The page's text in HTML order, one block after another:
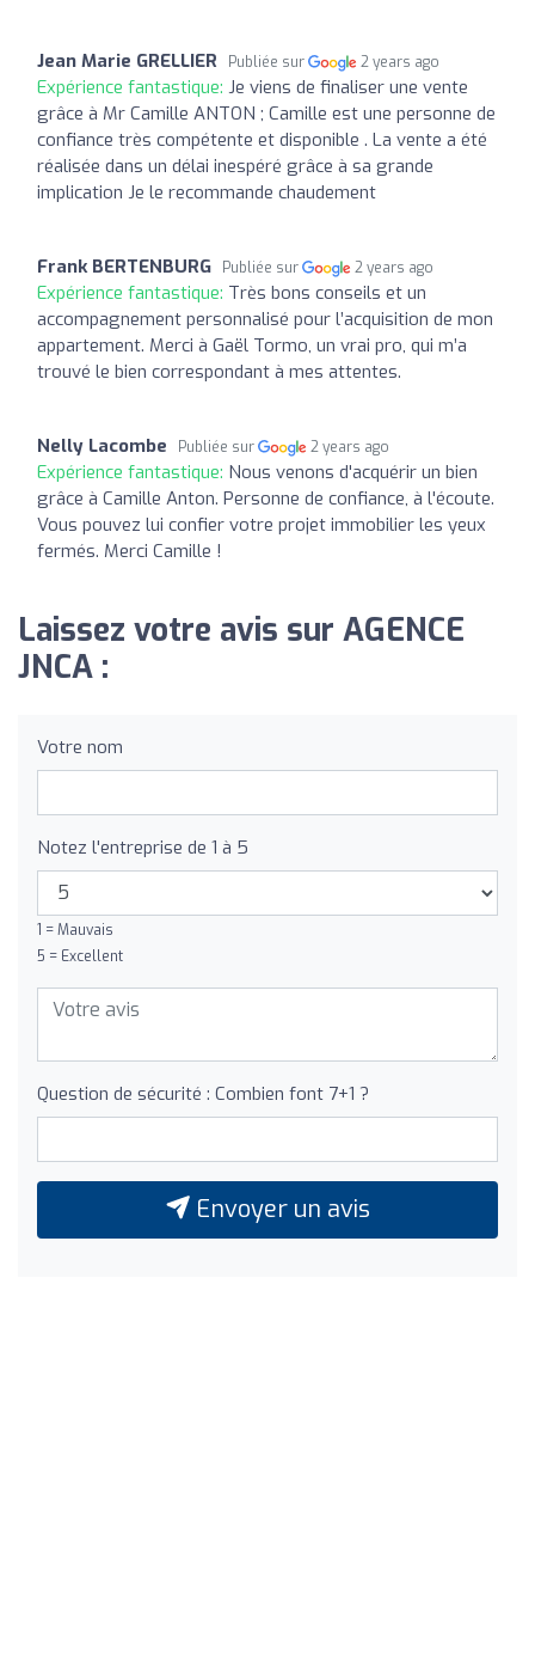
Jean Marie GRELLIER Publiée sur 2 years ago
Expérience fantastique: Je viens de finaliser une vente
grâce à Mr Camille ANTON ; Camille est une personne de
confiance très compétente et disponible . La vente a été
réalisée dans un délai inespéré grâce à sa grande
implication Je le recommande chaudement
Frank BERTENBURG Publiée sur 2 years ago
Expérience fantastique: Très bons conseils et un
accompagnement personnalisé pour l’acquisition de mon
appartement. Merci à Gaël Tormo, un vrai pro, qui m’a
trouvé le bien correspondant à mes attentes.
Nelly Lacombe Publiée sur 2 years ago
Expérience fantastique: Nous venons d'acquérir un bien
grâce à Camille Anton. Personne de confiance, à l'écoute.
Vous pouvez lui confier votre projet immobilier les yeux
fermés. Merci Camille !
Laissez votre avis sur AGENCE
JNCA :
Votre nom
Notez l'entreprise de 1 à 5
1 = Mauvais
5 = Excellent
Question de sécurité : Combien font 7+1 ?
Envoyer un avis